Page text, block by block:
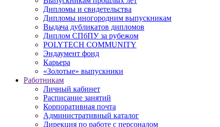
Дипломы и свидетельства
Дипломы иногородним выпускникам
Выдача дубликатов дипломов
Диплом СПбПУ за рубежом
POLYTECH COMMUNITY
Эндаумент фонд
Карьера
«Золотые» выпускники
Работникам
Личный кабинет
Расписание занятий
Корпоративная почта
Административный каталог
Дирекция по работе с персоналом